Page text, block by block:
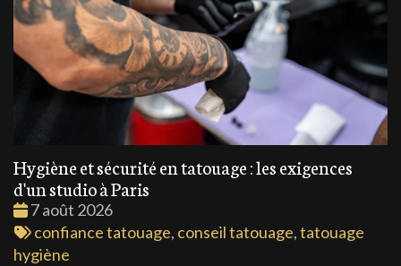
Hygiène et sécurité en tatouage : les exigences
d'un studio à Paris
Date
:
7 août 2026
Tags
:
confiance tatouage, conseil tatouage,tatouage
hygiène